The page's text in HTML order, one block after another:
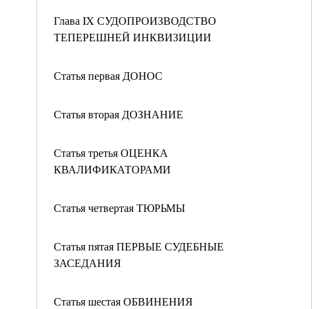
Глава IX СУДОПРОИЗВОДСТВО
ТЕПЕРЕШНЕЙ ИНКВИЗИЦИИ
Статья первая ДОНОС
Статья вторая ДОЗНАНИЕ
Статья третья ОЦЕНКА
КВАЛИФИКАТОРАМИ
Статья четвертая ТЮРЬМЫ
Статья пятая ПЕРВЫЕ СУДЕБНЫЕ
ЗАСЕДАНИЯ
Статья шестая ОБВИНЕНИЯ